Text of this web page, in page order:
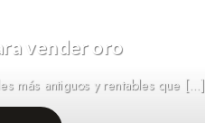
vender oro
más antiguos y rentables que [...]